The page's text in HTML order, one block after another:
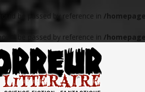
be passed by reference in /
be passed by reference in /